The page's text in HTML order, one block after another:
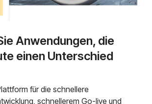
Anwendungen, die
einen Unterschied
für die schnellere
schnellerem Go-live und